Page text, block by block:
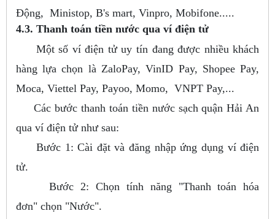
Động, Ministop, B's mart, Vinpro, Mobifone.....
4.3. Thanh toán tiền nước qua ví điện tử
Một số ví điện tử uy tín đang được nhiều khách
hàng lựa chọn là ZaloPay, VinID Pay, Shopee Pay,
Moca, Viettel Pay, Payoo, Momo, VNPT Pay,...
Các bước thanh toán tiền nước sạch quận Hải An
qua ví điện tử như sau:
Bước 1: Cài đặt và đăng nhập ứng dụng ví điện
tử.
Bước 2: Chọn tính năng "Thanh toán hóa
đơn" chọn "Nước".